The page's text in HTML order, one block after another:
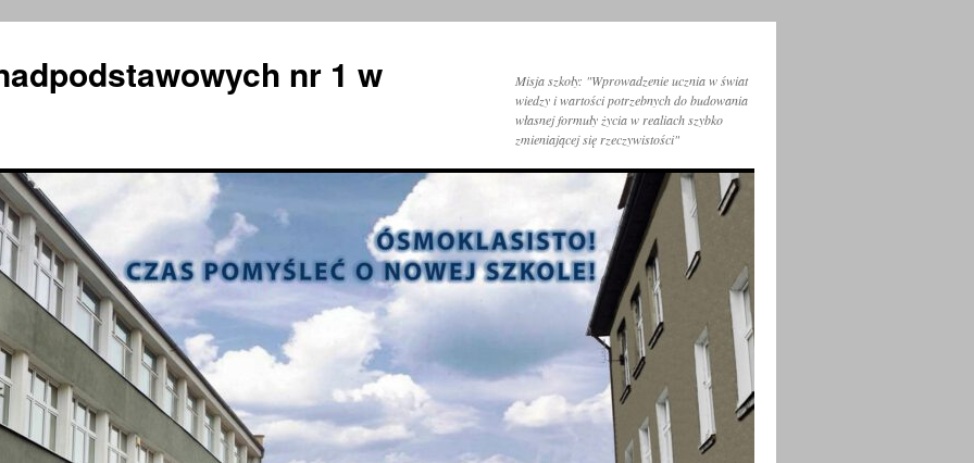
nr 1 w
Misja szkoły: "Wprowadzenie ucznia w świat
wiedzy i wartości potrzebnych do budowania
własnej formuły życia w realiach szybko
zmieniającej się rzeczywistości"